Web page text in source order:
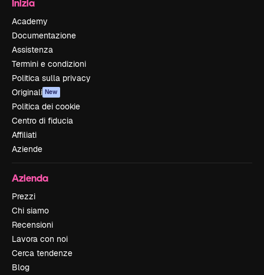
Inizia
Academy
Documentazione
Assistenza
Termini e condizioni
Politica sulla privacy
Originali New
Politica dei cookie
Centro di fiducia
Affiliati
Aziende
Azienda
Prezzi
Chi siamo
Recensioni
Lavora con noi
Cerca tendenze
Blog